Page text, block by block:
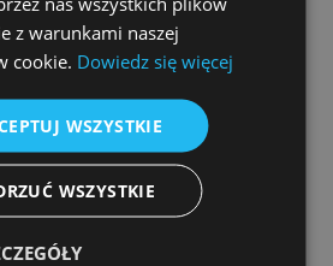
lub przez formularz
specjaliści doradzą Ci w
Zależą one bowiem od
sytuacji!
z warunkami naszej
cookie. Dowiedz się więcej
WSZYSTKIE
WSZYSTKIE